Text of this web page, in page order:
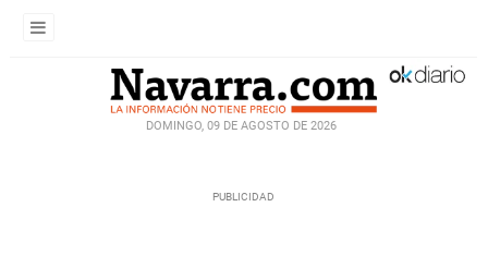
DOMINGO, 09 DE AGOSTO DE 2026